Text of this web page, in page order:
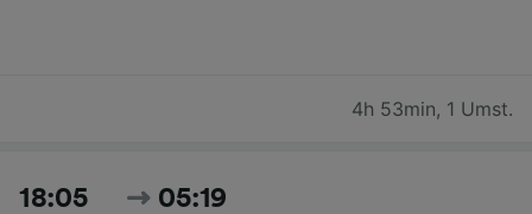
4h 53min, 1 Umst.
18:05 05:19